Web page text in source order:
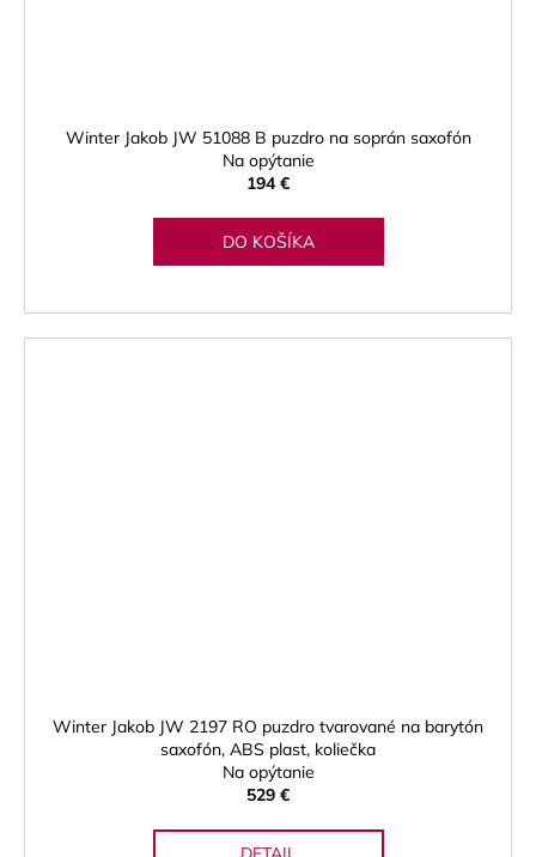
Winter Jakob JW 51088 B puzdro na soprán saxofón
Na opýtanie
194 €
DO KOŠÍKA
Winter Jakob JW 2197 RO puzdro tvarované na barytón
saxofón, ABS plast, koliečka
Na opýtanie
529 €